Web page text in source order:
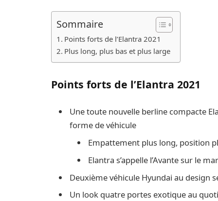
Sommaire
Points forts de l’Elantra 2021
Plus long, plus bas et plus large
Points forts de l’Elantra 2021
Une toute nouvelle berline compacte
forme de véhicule
Empattement plus long, position
Elantra s’appelle l’Avante sur le
Deuxième véhicule Hyundai au design
Un look quatre portes exotique au